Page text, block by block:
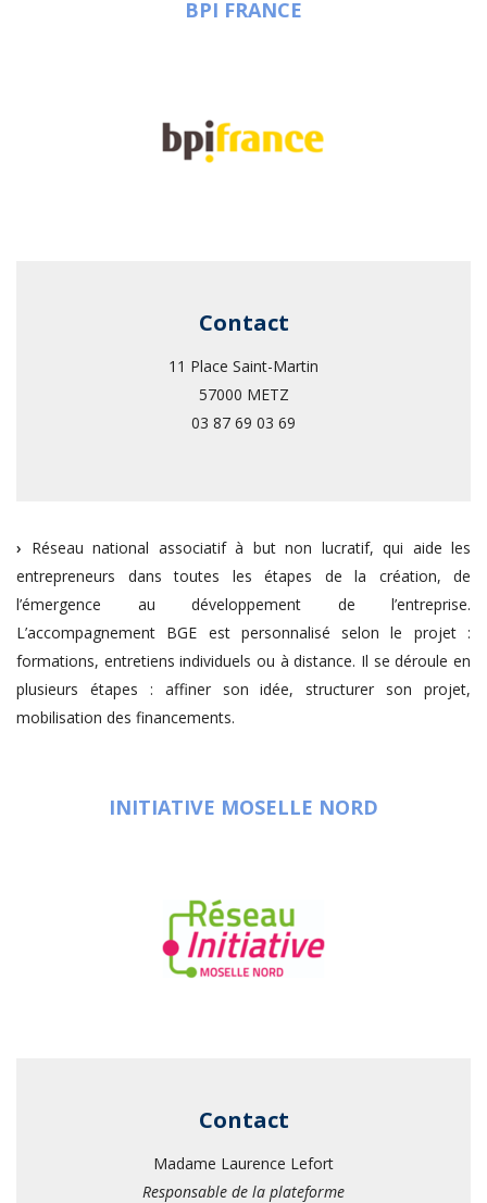
BPI FRANCE
Contact
11 Place Saint-Martin
57000 METZ
03 87 69 03 69
› Réseau national associatif à but non lucratif, qui aide les
entrepreneurs dans toutes les étapes de la création, de
l’émergence au développement de l’entreprise.
L’accompagnement BGE est personnalisé selon le projet :
formations, entretiens individuels ou à distance. Il se déroule en
plusieurs étapes : affiner son idée, structurer son projet,
mobilisation des financements.
INITIATIVE MOSELLE NORD
Contact
Madame Laurence Lefort
Responsable de la plateforme